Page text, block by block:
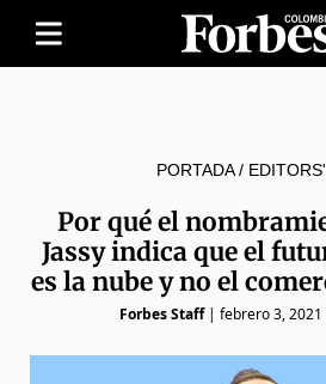
PORTADA/
Por qué el
Jassy indica que el
es la nube y no el
Forbes Staff| febrero 3, 2021